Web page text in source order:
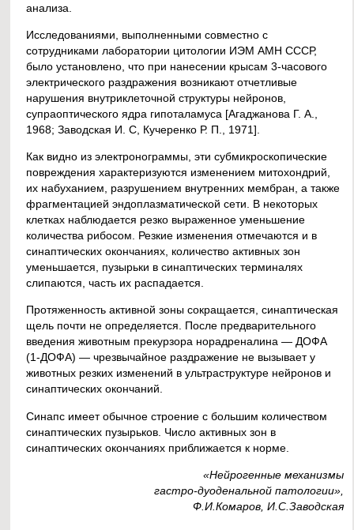
анализа.
Исследованиями, выполненными совместно с
сотрудниками лаборатории цитологии ИЭМ АМН СССР,
было установлено, что при нанесении крысам 3-часового
электрического раздражения возникают отчетливые
нарушения внутриклеточной структуры нейронов,
супраоптического ядра гипоталамуса [Агаджанова Г. А.,
1968; Заводская И. С, Кучеренко Р. П., 1971].
Как видно из электронограммы, эти субмикроскопические
повреждения характеризуются изменением митохондрий,
их набуханием, разрушением внутренних мембран, а также
фрагментацией эндоплазматической сети. В некоторых
клетках наблюдается резко выраженное уменьшение
количества рибосом. Резкие изменения отмечаются и в
синаптических окончаниях, количество активных зон
уменьшается, пузырьки в синаптических терминалях
слипаются, часть их распадается.
Протяженность активной зоны сокращается, синаптическая
щель почти не определяется. После предварительного
введения животным прекурзора норадреналина — ДОФА
(1-ДОФА) — чрезвычайное раздражение не вызывает у
животных резких изменений в ультраструктуре нейронов и
синаптических окончаний.
Синапс имеет обычное строение с большим количеством
синаптических пузырьков. Число активных зон в
синаптических окончаниях приближается к норме.
«Нейрогенные механизмы
гастро-дуоденальной патологии»,
Ф.И.Комаров, И.С.Заводская